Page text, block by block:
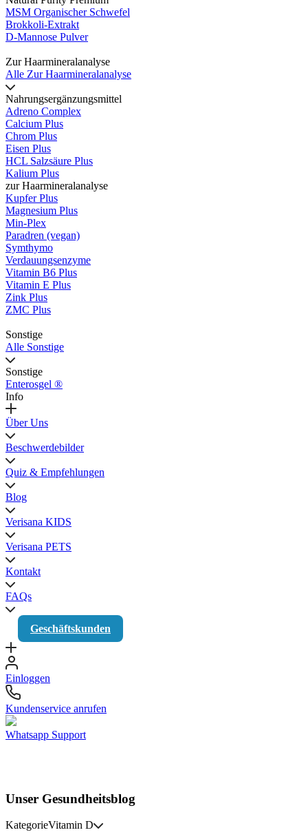
MSM Organischer Schwefel
Brokkoli-Extrakt
D-Mannose Pulver
Zur Haarmineralanalyse
Alle Zur Haarmineralanalyse
Nahrungsergänzungsmittel
Adreno Complex
Calcium Plus
Chrom Plus
Eisen Plus
HCL Salzsäure Plus
Kalium Plus
zur Haarmineralanalyse
Kupfer Plus
Magnesium Plus
Min-Plex
Paradren (vegan)
Symthymo
Verdauungsenzyme
Vitamin B6 Plus
Vitamin E Plus
Zink Plus
ZMC Plus
Sonstige
Alle Sonstige
Sonstige
Enterosgel ®
Info
Über Uns
Beschwerdebilder
Quiz & Empfehlungen
Blog
Verisana KIDS
Verisana PETS
Kontakt
FAQs
Geschäftskunden
Einloggen
Kundenservice anrufen
Whatsapp Support
Unser Gesundheitsblog
KategorieVitamin D